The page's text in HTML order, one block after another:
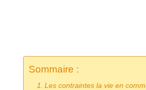
Sommaire :
Les contraintes la vie en